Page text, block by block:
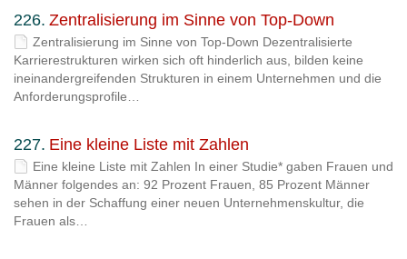
226. Zentralisierung im Sinne von Top-Down
Zentralisierung im Sinne von Top-Down Dezentralisierte
Karrierestrukturen wirken sich oft hinderlich aus, bilden keine
ineinandergreifenden Strukturen in einem Unternehmen und die
Anforderungsprofile…
227. Eine kleine Liste mit Zahlen
Eine kleine Liste mit Zahlen In einer Studie* gaben Frauen und
Männer folgendes an: 92 Prozent Frauen, 85 Prozent Männer
sehen in der Schaffung einer neuen Unternehmenskultur, die
Frauen als…